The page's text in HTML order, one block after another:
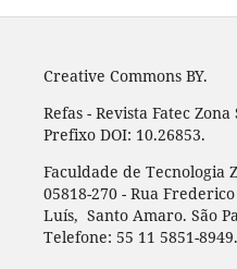
Creative Commons BY.
Refas - Revista Fatec Zona
Prefixo DOI: 10.26853.
Faculdade de Tecnologia
05818-270 - Rua
Luís, Santo Amaro. São
Telefone: 55 11 5851-8949.